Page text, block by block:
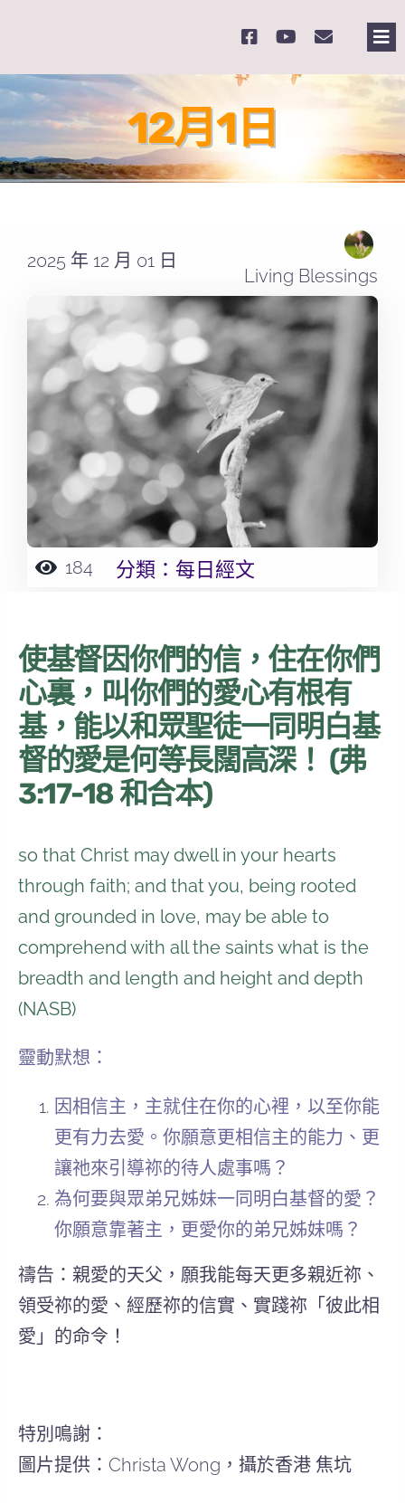
content
12月1日
2025 年 12 月 01 日
Living Blessings
184 分類： 每日經文
使基督因你們的信，住在你們
心裏，叫你們的愛心有根有
基，能以和眾聖徒一同明白基
督的愛是何等長闊高深！ (弗
3:17-18 和合本)
so that Christ may dwell in your hearts
through faith; and that you, being rooted
and grounded in love, may be able to
comprehend with all the saints what is the
breadth and length and height and depth
(NASB)
靈動默想：
因相信主，主就住在你的心裡，以至你能
更有力去愛。你願意更相信主的能力、更
讓祂來引導祢的待人處事嗎？
為何要與眾弟兄姊妹一同明白基督的愛？
你願意靠著主，更愛你的弟兄姊妹嗎？
禱告：親愛的天父，願我能每天更多親近祢、
領受祢的愛、經歷祢的信實、實踐祢「彼此相
愛」的命令！
特別鳴謝：
圖片提供：Christa Wong，攝於香港 焦坑